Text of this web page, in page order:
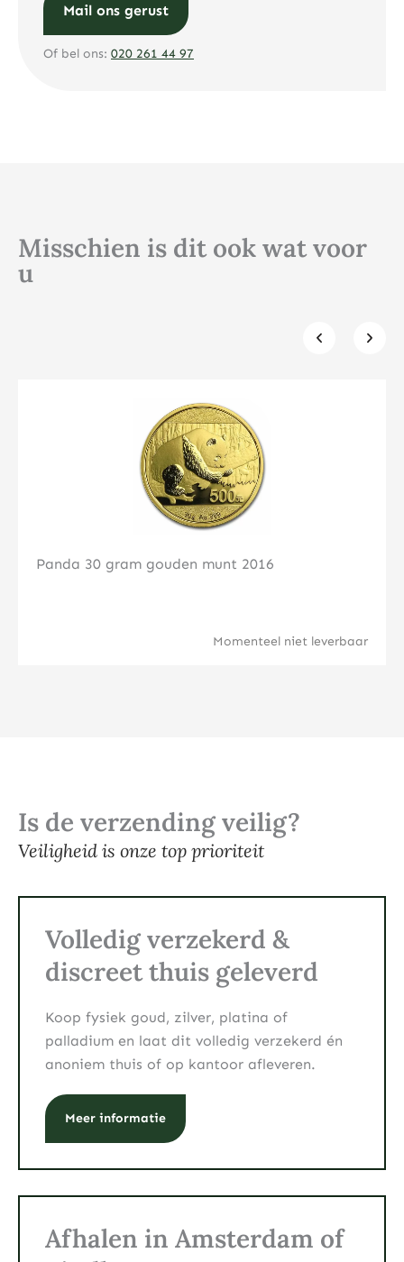
Mail ons gerust
Of bel ons: 020 261 44 97
Misschien is dit ook wat voor
u
Panda 30 gram gouden munt 2016
Momenteel niet leverbaar
Klik hier
Is de verzending veilig?
Veiligheid is onze top prioriteit
Volledig verzekerd &
discreet thuis geleverd
Koop fysiek goud, zilver, platina of
palladium en laat dit volledig verzekerd én
anoniem thuis of op kantoor afleveren.
Meer informatie
Afhalen in Amsterdam of